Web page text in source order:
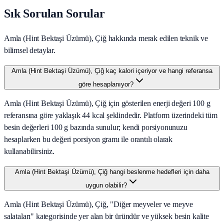
Sık Sorulan Sorular
Amla (Hint Bektaşi Üzümü), Çiğ hakkında merak edilen teknik ve
bilimsel detaylar.
Amla (Hint Bektaşi Üzümü), Çiğ kaç kalori içeriyor ve hangi referansa
göre hesaplanıyor?
Amla (Hint Bektaşi Üzümü), Çiğ için gösterilen enerji değeri 100 g
referansına göre yaklaşık 44 kcal şeklindedir. Platform üzerindeki tüm
besin değerleri 100 g bazında sunulur; kendi porsiyonunuzu
hesaplarken bu değeri porsiyon gramı ile orantılı olarak
kullanabilirsiniz.
Amla (Hint Bektaşi Üzümü), Çiğ hangi beslenme hedefleri için daha
uygun olabilir?
Amla (Hint Bektaşi Üzümü), Çiğ, "Diğer meyveler ve meyve
salataları" kategorisinde yer alan bir üründür ve yüksek besin kalite